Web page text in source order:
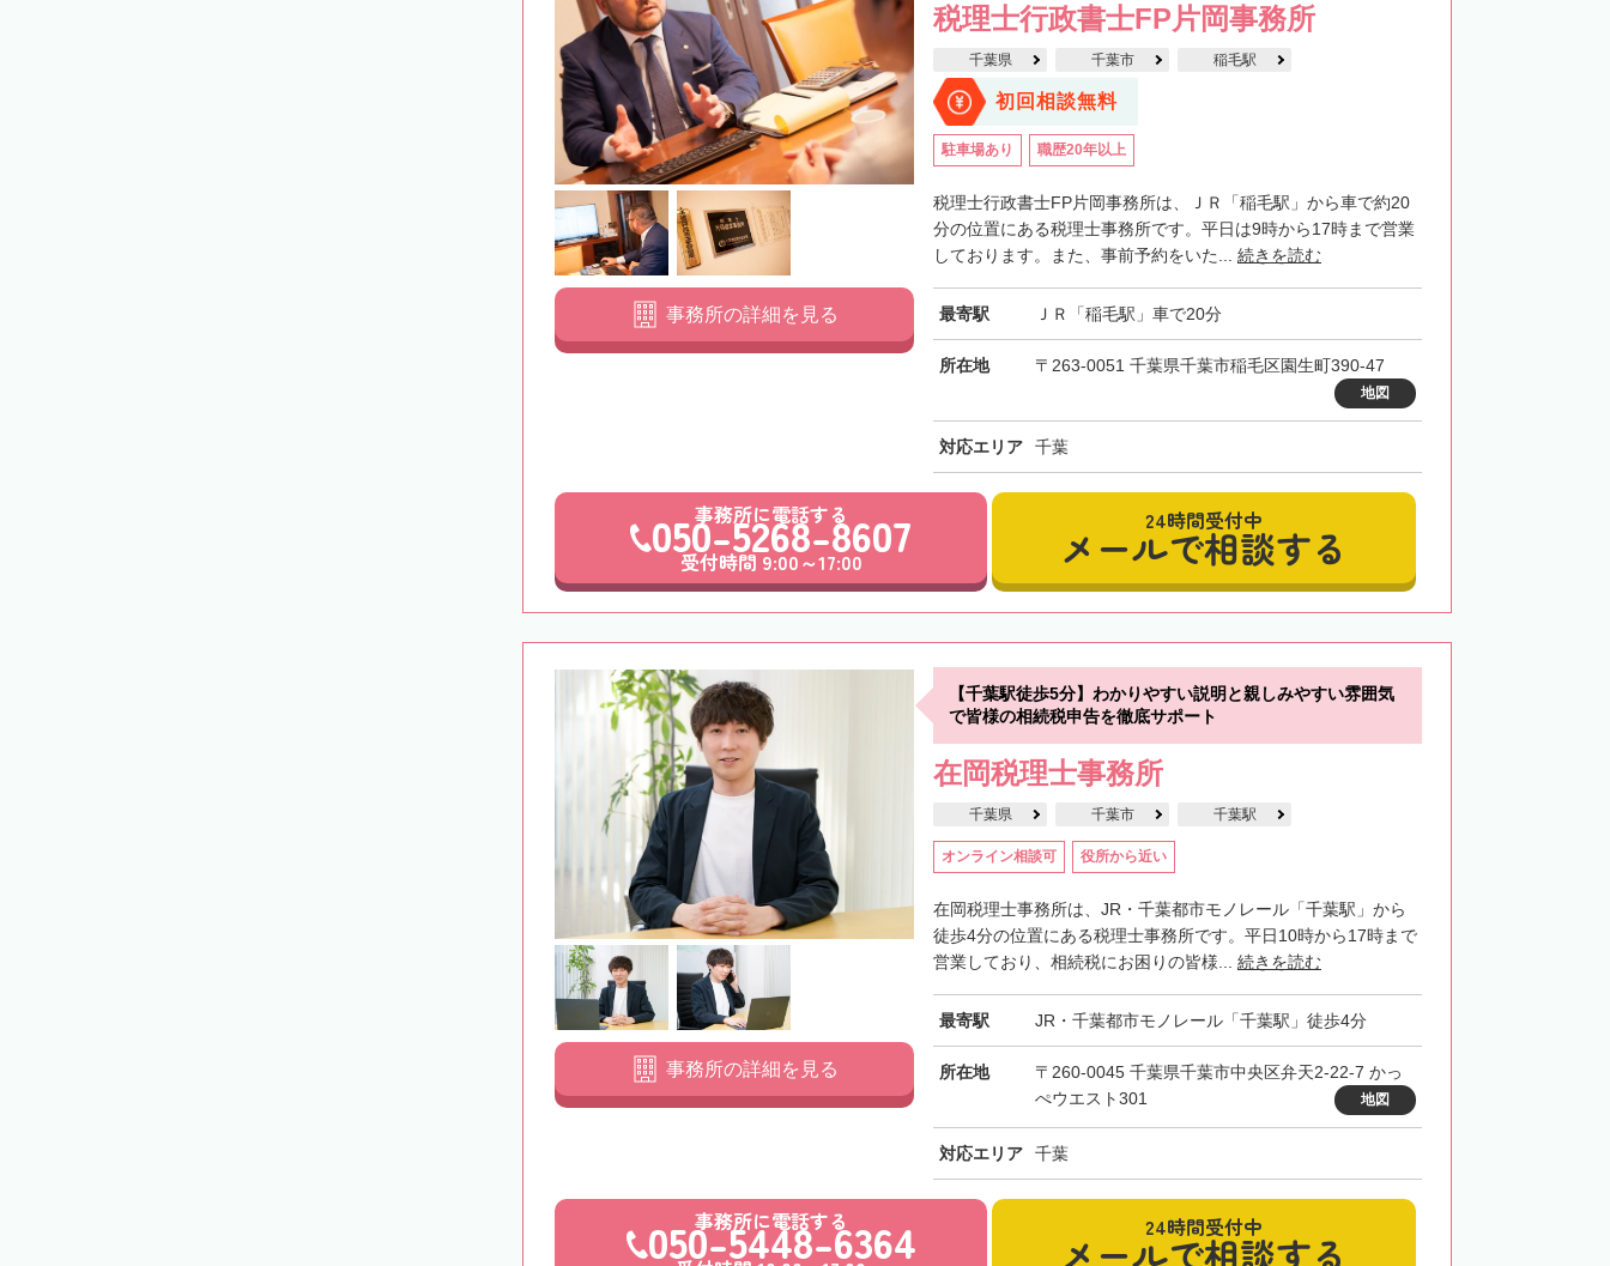
税理士行政書士FP片岡事務所
千葉県 千葉市 稲毛駅
初回相談無料
駐車場あり 職歴20年以上
税理士行政書士FP片岡事務所は、ＪＲ「稲毛駅」から車で約20
分の位置にある税理士事務所です。平日は9時から17時まで営業
しております。また、事前予約をいた... 続きを読む
最寄駅 ＪＲ「稲毛駅」車で20分
所在地 〒263-0051 千葉県千葉市稲毛区園生町390-47
地図
対応エリア 千葉
事務所の詳細を見る
事務所に電話する
050-5268-8607
受付時間 9:00～17:00
24時間受付中
メールで相談する
【千葉駅徒歩5分】わかりやすい説明と親しみやすい雰囲気
で皆様の相続税申告を徹底サポート
在岡税理士事務所
千葉県 千葉市 千葉駅
オンライン相談可 役所から近い
在岡税理士事務所は、JR・千葉都市モノレール「千葉駅」から
徒歩4分の位置にある税理士事務所です。平日10時から17時まで
営業しており、相続税にお困りの皆様... 続きを読む
最寄駅 JR・千葉都市モノレール「千葉駅」徒歩4分
所在地
〒260-0045 千葉県千葉市中央区弁天2-22-7 かっ
ぺウエスト301
地図
対応エリア 千葉
事務所の詳細を見る
事務所に電話する
050-5448-6364 24時間受付中
メールで相談する